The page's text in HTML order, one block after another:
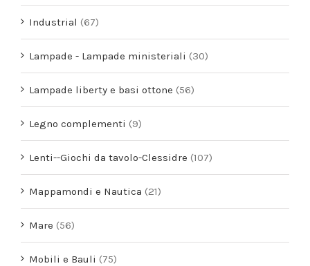
Industrial (67)
Lampade - Lampade ministeriali (30)
Lampade liberty e basi ottone (56)
Legno complementi (9)
Lenti--Giochi da tavolo-Clessidre (107)
Mappamondi e Nautica (21)
Mare (56)
Mobili e Bauli (75)